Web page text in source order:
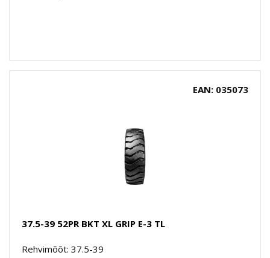
EAN: 035073
37.5-39 52PR BKT XL GRIP E-3 TL
Rehvimõõt: 37.5-39